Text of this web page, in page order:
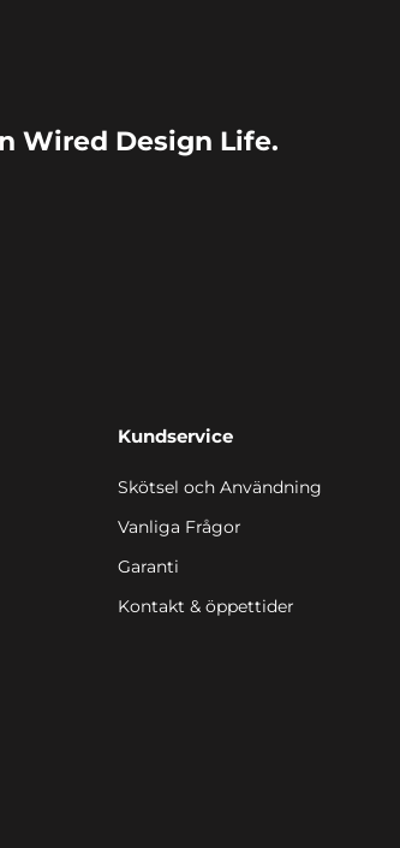
Wired Design Life.
Kundservice
Skötsel och Användning
Vanliga Frågor
Garanti
Kontakt & öppettider